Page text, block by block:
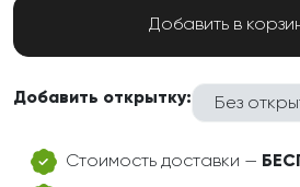
Добавить в
Добавить открытку:
Стоимость доставки —